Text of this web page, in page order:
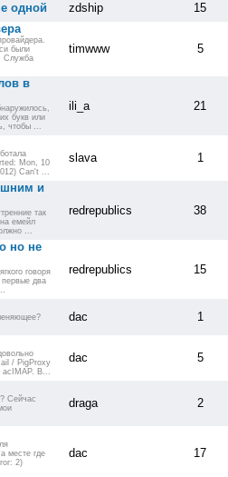
одной zdship 15
были
Служба
timwww 5
в
букв или
чтобы ...
ili_a 21
Mon, 10
Can't ...
slava 1
и
так
емейл
...
redrepublics 38
но не
говоря
два
redrepublics 15
dac 1
/ PigProxy
acIMAP. В...
dac 5
Сейчас
draga 2
месте где
2)
dac 17